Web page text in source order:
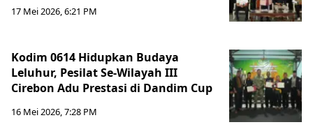
17 Mei 2026, 6:21 PM
Kodim 0614 Hidupkan Budaya
Leluhur, Pesilat Se-Wilayah III
Cirebon Adu Prestasi di Dandim Cup
16 Mei 2026, 7:28 PM